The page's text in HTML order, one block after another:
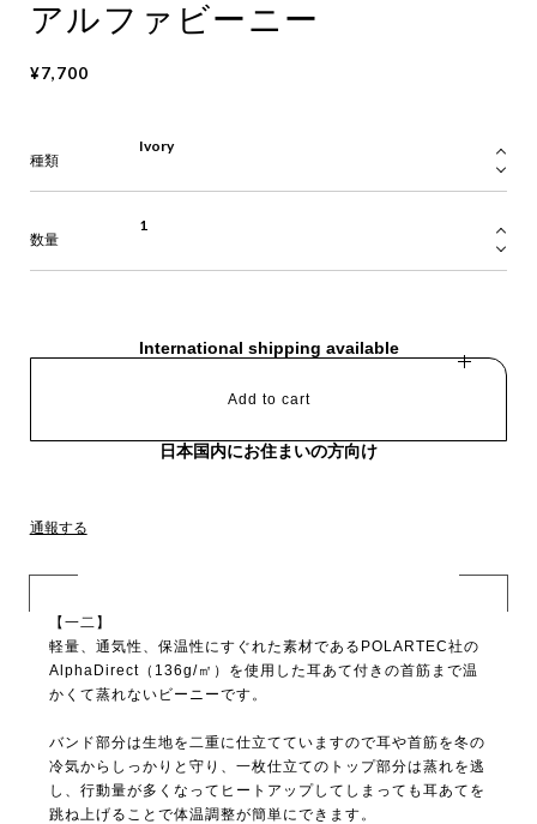
アルファビーニー
¥7,700
種類
数量
International shipping available
Add to cart
日本国内にお住まいの方向け
通報する
【一二】
軽量、通気性、保温性にすぐれた素材であるPOLARTEC社の
AlphaDirect（136g/㎡）を使用した耳あて付きの首筋まで温
かくて蒸れないビーニーです。
バンド部分は生地を二重に仕立てていますので耳や首筋を冬の
冷気からしっかりと守り、一枚仕立てのトップ部分は蒸れを逃
し、行動量が多くなってヒートアップしてしまっても耳あてを
跳ね上げることで体温調整が簡単にできます。